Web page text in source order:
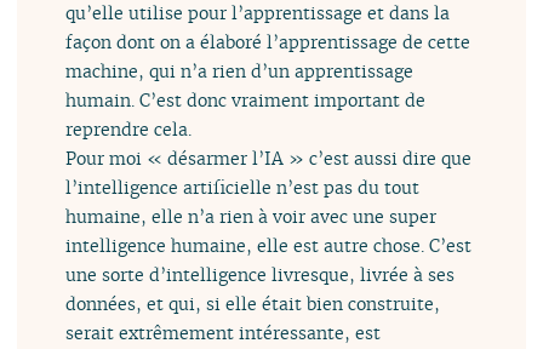
qu’elle utilise pour l’apprentissage et dans la
façon dont on a élaboré l’apprentissage de cette
machine, qui n’a rien d’un apprentissage
humain. C’est donc vraiment important de
reprendre cela.
Pour moi « désarmer l’IA » c’est aussi dire que
l’intelligence artificielle n’est pas du tout
humaine, elle n’a rien à voir avec une super
intelligence humaine, elle est autre chose. C’est
une sorte d’intelligence livresque, livrée à ses
données, et qui, si elle était bien construite,
serait extrêmement intéressante, est